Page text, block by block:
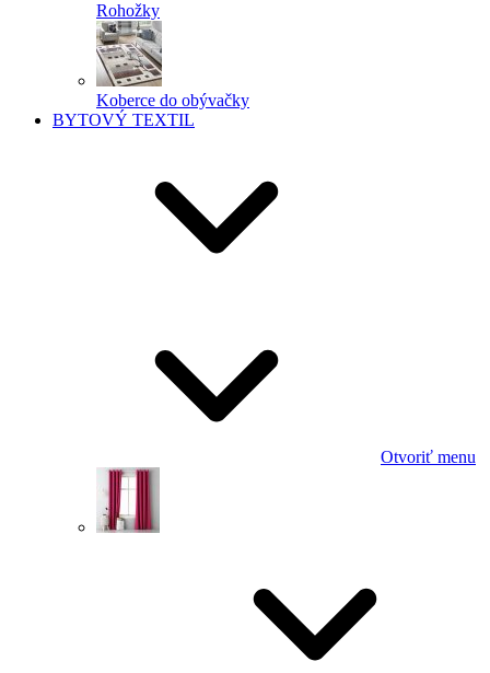
Rohožky
Koberce do obývačky
BYTOVÝ TEXTIL
Otvoriť menu